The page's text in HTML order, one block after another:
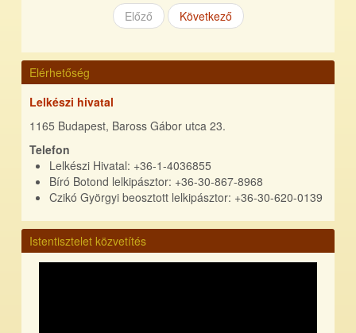
Előző Következő
Elérhetőség
Lelkészi hivatal
1165 Budapest, Baross Gábor utca 23.
Telefon
Lelkészi Hivatal: +36-1-4036855
Bíró Botond lelkipásztor: +36-30-867-8968
Czikó Györgyi beosztott lelkipásztor: +36-30-620-0139
Istentisztelet közvetítés